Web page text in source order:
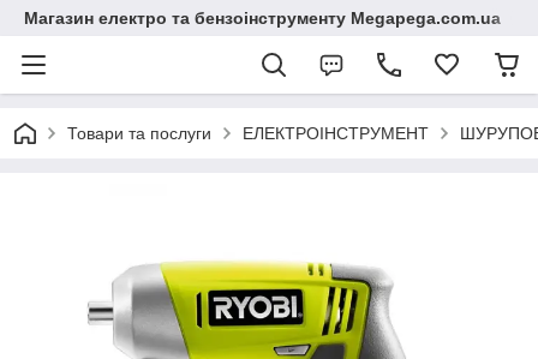
Магазин електро та бензоінструменту Megapega.com.ua
Товари та послуги ЕЛЕКТРОІНСТРУМЕНТ